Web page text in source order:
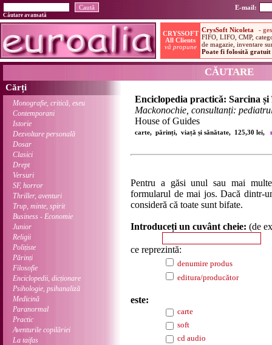
E-mail:
Căutare avansată
CĂUTARE
Cărți
Monografie, critică, eseu
Contemporani
Istorie
Dezvoltare personală
Dosar
Clasici
Drept
Versuri
SF, horror
Thriller, aventuri
Trup, minte, spirit
Business - Economie
Junior
Religii
Polițiste
Părinți
Filosofie
Enciclopedii, dicționare
Psihologie, psihanaliză
Medicină
Paranormal
Practic
Aventurile copilăriei
La taifas
Enciclopedia practică: Sarcina
Mackonochie, consultanți:
House of Guides
carte, părinți, viață și sănătate, 125,30 lei,
Pentru a găsi unul sau mai
formularul de mai jos. Dacă dintr-
consideră că toate sunt bifate.
Introduceți un cuvânt cheie: (de
ce reprezintă:
denumire produs
editura/producător
este:
carte
soft
cd audio